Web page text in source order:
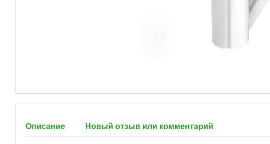
Описание Новый отзыв или комментарий